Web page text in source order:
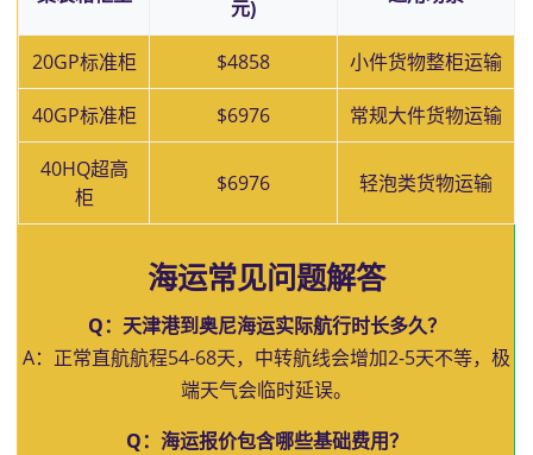
元)
20GP标准柜 $4858 小件货物整柜运输
40GP标准柜 $6976 常规大件货物运输
40HQ超高
柜
$6976 轻泡类货物运输
海运常见问题解答
Q：天津港到奥尼海运实际航行时长多久？
A：正常直航航程54-68天，中转航线会增加2-5天不等，极
端天气会临时延误。
Q：海运报价包含哪些基础费用？